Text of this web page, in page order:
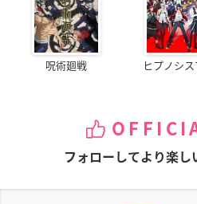
呪術廻戦 ヒプノシ
フォローしてより楽し